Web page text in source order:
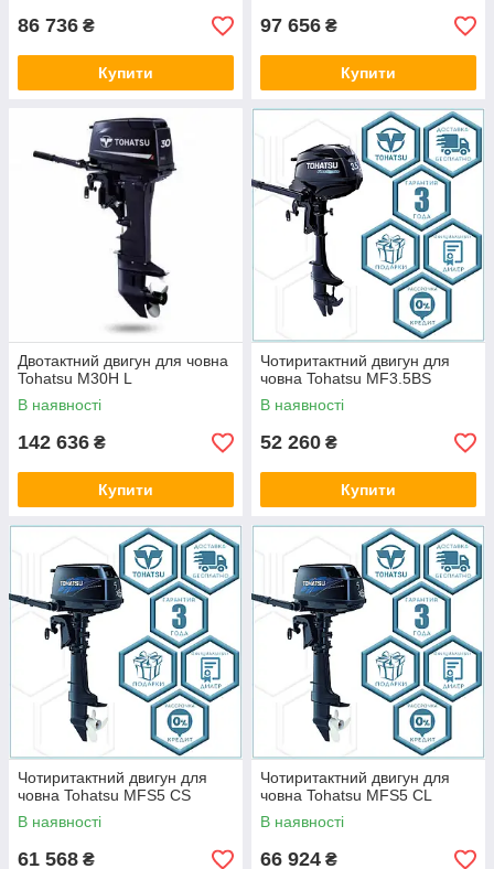
86 736 ₴
Купити
97 656 ₴
Купити
Двотактний двигун для човна
Tohatsu M30H L
В наявності
142 636 ₴
Купити
Чотиритактний двигун для
човна Tohatsu MF3.5BS
В наявності
52 260 ₴
Купити
Чотиритактний двигун для
човна Tohatsu MFS5 CS
В наявності
61 568 ₴
Чотиритактний двигун для
човна Tohatsu MFS5 CL
В наявності
66 924 ₴